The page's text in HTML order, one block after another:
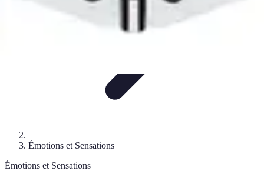
Émotions et Sensations
Émotions et Sensations